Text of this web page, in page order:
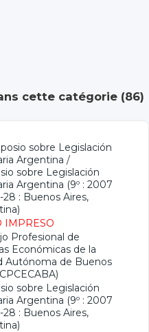
cette catégorie (86)
sobre Legislación
Argentina /
sobre Legislación
Argentina (9º : 2007
28 : Buenos Aires,
IMPRESO
Profesional de
Económicas de la
Autónoma de Buenos
sobre Legislación
Argentina (9º : 2007
28 : Buenos Aires,